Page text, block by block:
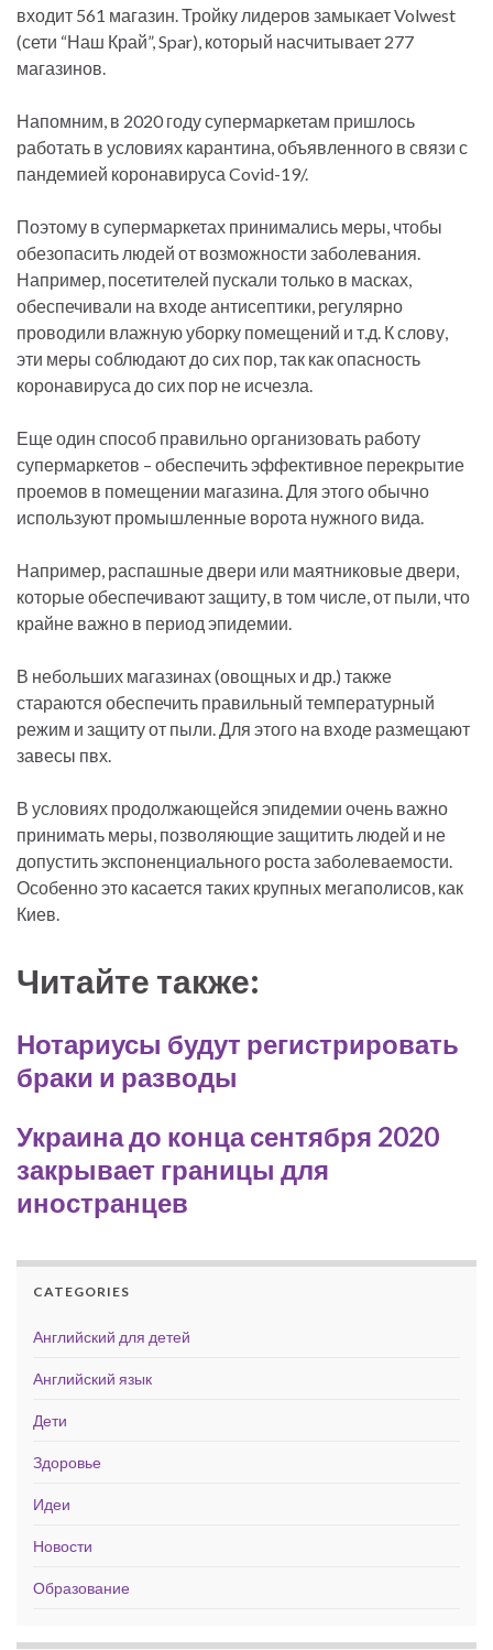
входит 561 магазин. Тройку лидеров замыкает Volwest
(сети “Наш Край”, Spar), который насчитывает 277
магазинов.
Напомним, в 2020 году супермаркетам пришлось
работать в условиях карантина, объявленного в связи с
пандемией коронавируса Covid-19/.
Поэтому в супермаркетах принимались меры, чтобы
обезопасить людей от возможности заболевания.
Например, посетителей пускали только в масках,
обеспечивали на входе антисептики, регулярно
проводили влажную уборку помещений и т.д. К слову,
эти меры соблюдают до сих пор, так как опасность
коронавируса до сих пор не исчезла.
Еще один способ правильно организовать работу
супермаркетов – обеспечить эффективное перекрытие
проемов в помещении магазина. Для этого обычно
используют промышленные ворота нужного вида.
Например, распашные двери или маятниковые двери,
которые обеспечивают защиту, в том числе, от пыли, что
крайне важно в период эпидемии.
В небольших магазинах (овощных и др.) также
стараются обеспечить правильный температурный
режим и защиту от пыли. Для этого на входе размещают
завесы пвх.
В условиях продолжающейся эпидемии очень важно
принимать меры, позволяющие защитить людей и не
допустить экспоненциального роста заболеваемости.
Особенно это касается таких крупных мегаполисов, как
Киев.
Читайте также:
Нотариусы будут регистрировать
браки и разводы
Украина до конца сентября 2020
закрывает границы для
иностранцев
CATEGORIES
Английский для детей
Английский язык
Дети
Здоровье
Идеи
Новости
Образование